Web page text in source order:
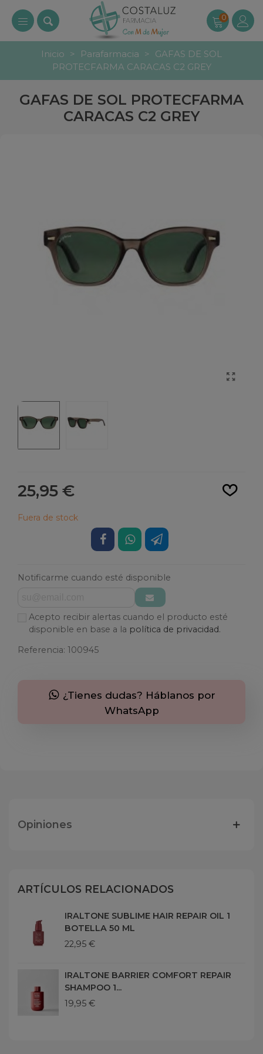
0
Inicio > Parafarmacia >
GAFAS DE SOL
PROTECFARMA CARACAS C2 GREY
GAFAS DE SOL PROTECFARMA
CARACAS C2 GREY
25,95 €
Fuera de stock
Notificarme cuando esté disponible
Acepto recibir alertas cuando el producto esté
disponible en base a la política de privacidad.
Referencia: 100945
¿Tienes dudas? Háblanos por
WhatsApp
Opiniones
ARTÍCULOS RELACIONADOS
IRALTONE SUBLIME HAIR REPAIR OIL 1
BOTELLA 50 ML
22,95 €
IRALTONE BARRIER COMFORT REPAIR
SHAMPOO 1...
19,95 €